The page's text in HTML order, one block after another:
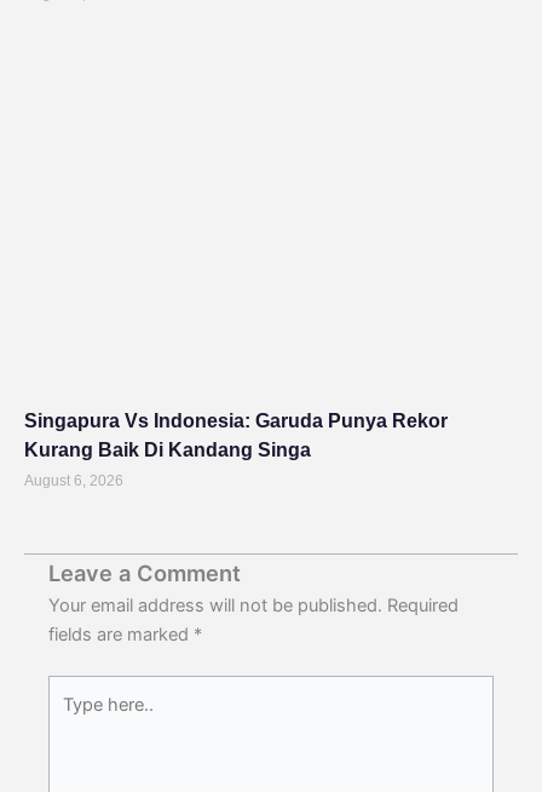
Singapura Vs Indonesia: Garuda Punya Rekor
Kurang Baik Di Kandang Singa
August 6, 2026
Leave a Comment
Your email address will not be published. Required
fields are marked *
here..